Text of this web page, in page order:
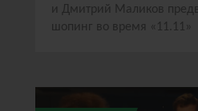
и Дмитрий Маликов
шопинг во время «11.11»